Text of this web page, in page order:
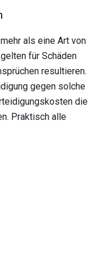
als eine Art von
für Schäden
resultieren.
gegen solche
die
Praktisch alle